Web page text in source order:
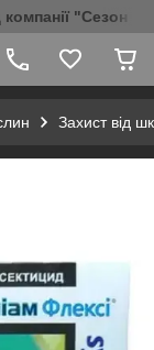
компанії "Сезон
Захист від